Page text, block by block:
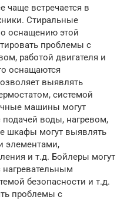
чаще встречается в
Стиральные
оснащению этой
проблемы с
работой двигателя и
оснащаются
выявлять
системой
машины могут
воды, нагревом,
шкафы могут выявлять
элементами,
и т.д. Бойлеры могут
безопасности и т.д.
проблемы с